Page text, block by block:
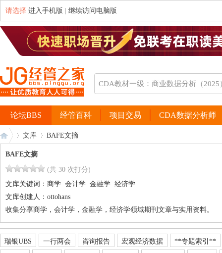
请选择 进入手机版 继续访问电脑版
经管百科 项目交易 CDA数据分析师
论坛BBS
文库 BAFE文摘
BAFE文摘
(共 30 次打分)
文库关键词： 商学 会计学 金融学 经济学
文库创建人： ottohans
收集分享商学，会计学，金融学，经济学领域期刊文章与实用资料。
瑞银UBS 一行两会 咨询报告 宏观经济数据 **专题索引**